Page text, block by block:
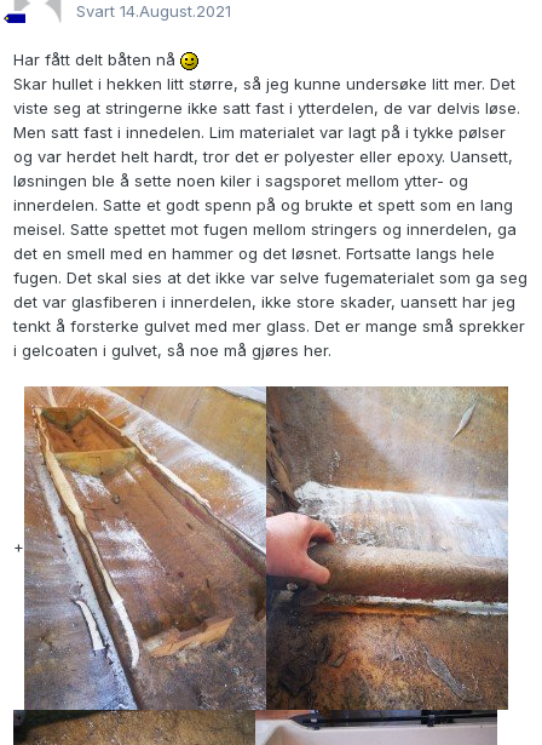
Svart 14.August.2021
Har fått delt båten nå
Skar hullet i hekken litt større, så jeg kunne undersøke litt mer. Det
viste seg at stringerne ikke satt fast i ytterdelen, de var delvis løse.
Men satt fast i innedelen. Lim materialet var lagt på i tykke pølser
og var herdet helt hardt, tror det er polyester eller epoxy. Uansett,
løsningen ble å sette noen kiler i sagsporet mellom ytter- og
innerdelen. Satte et godt spenn på og brukte et spett som en lang
meisel. Satte spettet mot fugen mellom stringers og innerdelen, ga
det en smell med en hammer og det løsnet. Fortsatte langs hele
fugen. Det skal sies at det ikke var selve fugematerialet som ga seg
det var glasfiberen i innerdelen, ikke store skader, uansett har jeg
tenkt å forsterke gulvet med mer glass. Det er mange små sprekker
i gelcoaten i gulvet, så noe må gjøres her.
+